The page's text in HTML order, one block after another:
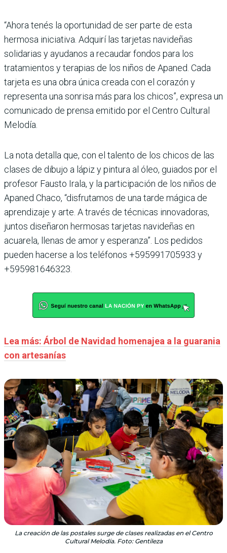
“Ahora tenés la oportunidad de ser parte de esta
hermosa iniciativa. Adquirí las tarjetas navideñas
solidarias y ayudanos a recaudar fondos para los
tratamientos y terapias de los niños de Apaned. Cada
tarjeta es una obra única creada con el corazón y
representa una sonrisa más para los chicos”, expresa un
comunicado de prensa emitido por el Centro Cultural
Melodía.
La nota detalla que, con el talento de los chicos de las
clases de dibujo a lápiz y pintura al óleo, guiados por el
profesor Fausto Irala, y la participación de los niños de
Apaned Chaco, “disfrutamos de una tarde mágica de
aprendizaje y arte. A través de técnicas innovadoras,
juntos diseñaron hermosas tarjetas navideñas en
acuarela, llenas de amor y esperanza”. Los pedidos
pueden hacerse a los teléfonos +595991705933 y
+595981646323.
Lea más: Árbol de Navidad homenajea a la guarania
con artesanías
La creación de las postales surge de clases realizadas en el Centro
Cultural Melodía. Foto: Gentileza